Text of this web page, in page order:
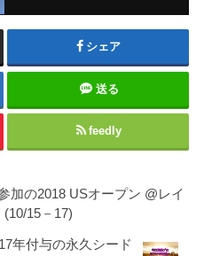
シェア
送る
feedly
加の2018 USオープン @レイ
15－17)
年付与の永久シード